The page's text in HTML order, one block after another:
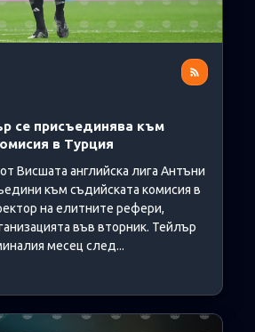
се присъединява към
в Турция
Висшата английска лига Антъни
към съдийската комисия в
на елитните рефери,
във вторник. Тейлър
месец след...